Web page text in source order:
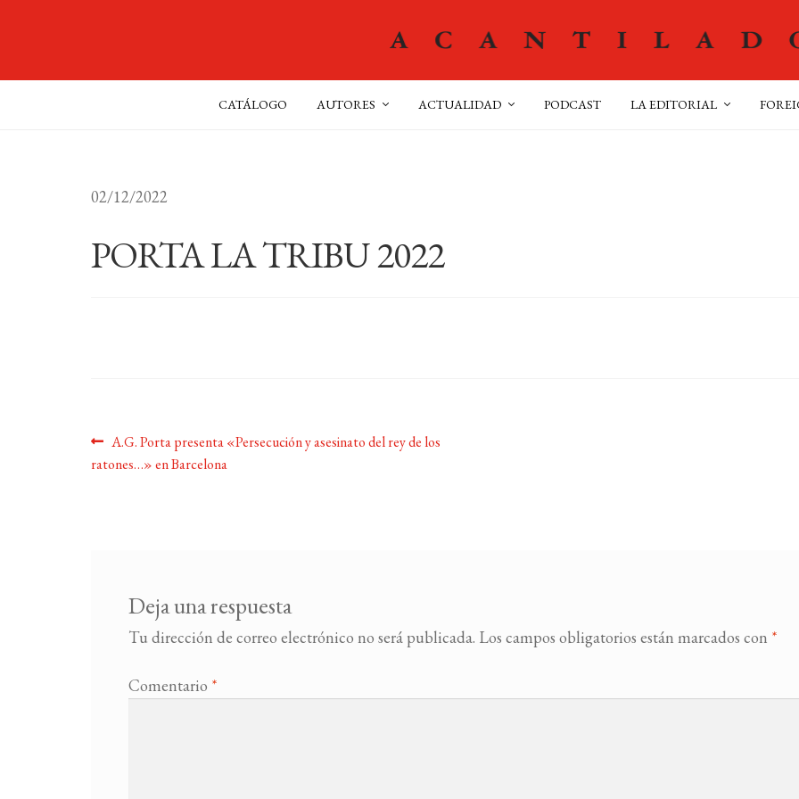
CATÁLOGO AUTORES ACTUALIDAD PODCAST LA EDITORIAL
02/12/2022
PORTA LA TRIBU 2022
Navegación
de
Anterior:
A.G. Porta presenta «Persecución y asesinato del rey de los
ratones…» en Barcelona
Deja una respuesta
Tu dirección de correo electrónico no será publicada. Los campos obligatorios están marcados con *
Comentario *